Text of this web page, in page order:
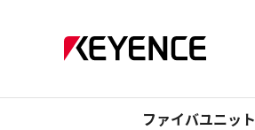
ファイバユニット